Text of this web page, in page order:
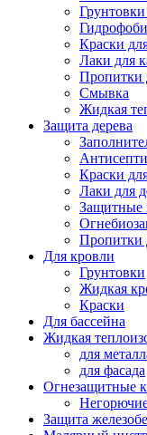
Краски
Лаки для
Пропитки
Смывка
Жидкая
Защита дерева
Краски
Лаки для
Защитные
Пропитки
Для кровли
Грунтовки
Жидкая
Краски
Для бассейна
Жидкая
для
для фасада
Огнезащитные
Защита